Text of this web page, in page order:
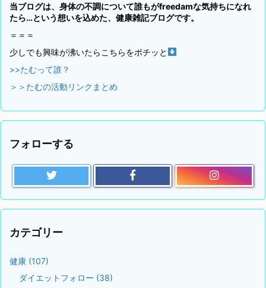
当ブログは、身体の不調について誰もがfreedamな気持ちになれ
たら…という想いを込めた、健康雑記ブログです。
＝＝＝
少しでも興味が沸いたらこちらをポチッと
>>たむって誰？
＞＞たむの活動リンクまとめ
フォローする
カテゴリー
健康 (107)
ダイエットフォロー (38)